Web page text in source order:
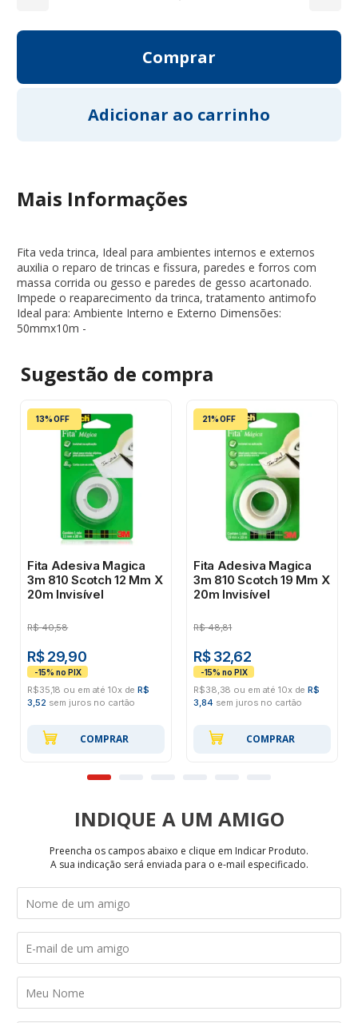
Mais Informações
Fita veda trinca, Ideal para ambientes internos e externos
auxilia o reparo de trincas e fissura, paredes e forros com
massa corrida ou gesso e paredes de gesso acartonado.
Impede o reaparecimento da trinca, tratamento antimofo
Ideal para: Ambiente Interno e Externo Dimensões:
50mmx10m -
Sugestão de compra
13% OFF
Fita Adesiva Magica
3m 810 Scotch 12 Mm X
20m Invisível
R$ 40,58
R$ 29,90
R$35,18 ou em até 10x deR$
3,52 sem juros no cartão
COMPRAR
21% OFF
Fita Adesiva Magica
3m 810 Scotch 19 Mm X
20m Invisível
R$ 48,81
R$ 32,62
R$38,38 ou em até 10x deR$
3,84 sem juros no cartão
COMPRAR
INDIQUE
Preencha os campos abaixo e clique em Indicar Produto.
A sua indicação será enviada para o e-mail especificado.